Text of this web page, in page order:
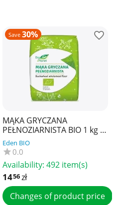
Save 30%
MĄKA GRYCZANA
PEŁNOZIARNISTA BIO 1 kg -
BIO PLANET
Eden BIO
0.0
Availability: 492 item(s)
1456zł
Changes of product price